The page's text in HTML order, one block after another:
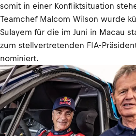
somit in einer Konfliktsituation
Teamchef Malcom Wilson wurde
Sulayem für die im Juni in Macau
zum stellvertretenden FIA-
nominiert.